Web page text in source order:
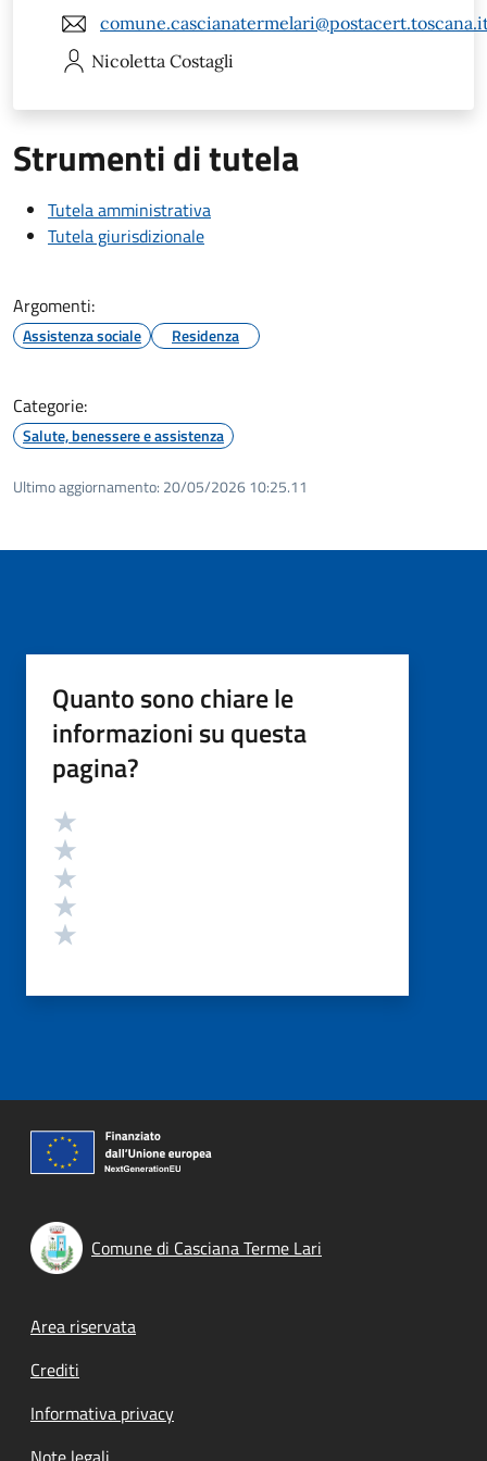
Nicoletta Costagli
Strumenti di tutela
Tutela amministrativa
Tutela giurisdizionale
Argomenti:
Assistenza sociale Residenza
Categorie:
Salute, benessere e assistenza
Ultimo aggiornamento: 20/05/2026 10:25.11
Quanto sono chiare le
informazioni su questa
pagina?
Valutazione
Comune di Casciana Terme Lari
Footer menu
Area riservata
Crediti
Informativa privacy